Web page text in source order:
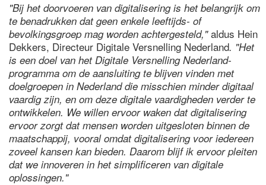
"Bij het doorvoeren van digitalisering is het belangrijk om
te benadrukken dat geen enkele leeftijds- of
bevolkingsgroep mag worden achtergesteld,"aldus Hein
Dekkers, Directeur Digitale Versnelling Nederland. "Het
is een doel van het Digitale Versnelling Nederland-
programma om de aansluiting te blijven vinden met
doelgroepen in Nederland die misschien minder digitaal
vaardig zijn, en om deze digitale vaardigheden verder te
ontwikkelen. We willen ervoor waken dat digitalisering
ervoor zorgt dat mensen worden uitgesloten binnen de
maatschappij, vooral omdat digitalisering voor iedereen
zoveel kansen kan bieden. Daarom blijf ik ervoor pleiten
dat we innoveren in het simplificeren van digitale
oplossingen."